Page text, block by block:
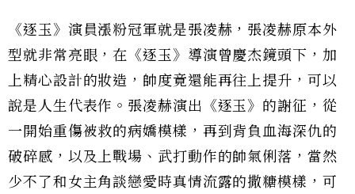
《逐玉》演員漲粉冠軍就是張凌赫，張凌赫原本外
型就非常亮眼，在《逐玉》導演曾慶杰鏡頭下，加
上精心設計的妝造，帥度竟還能再往上提升，可以
說是人生代表作。張凌赫演出《逐玉》的謝征，從
一開始重傷被救的病嬌模樣，再到背負血海深仇的
破碎感，以及上戰場、武打動作的帥氣俐落，當然
少不了和女主角談戀愛時真情流露的撒糖模樣，可